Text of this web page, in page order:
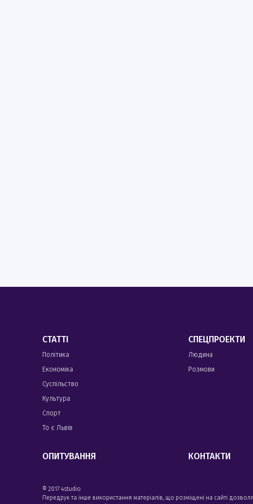
СТАТТІ
Політика
Економіка
Суспільство
Культура
Спорт
То є Львів
СПЕЦПРОЕКТИ
Людина
Розмови
ОПИТУВАННЯ КОНТАКТИ
© 2017 4studio
Передрук та інше використання матеріалів, що розміщені на сайті